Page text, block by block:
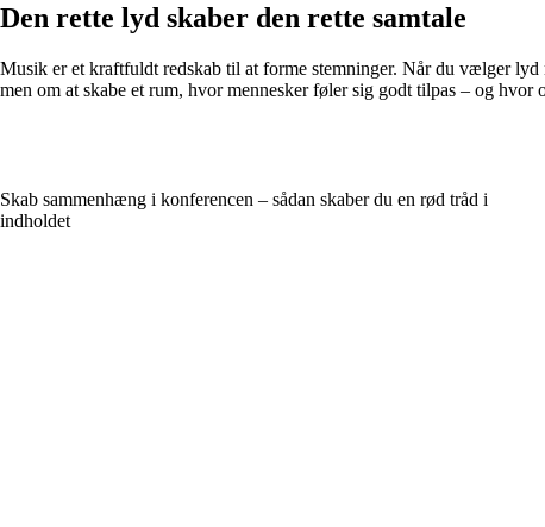
Den rette lyd skaber den rette samtale
Musik er et kraftfuldt redskab til at forme stemninger. Når du vælger lyd
men om at skabe et rum, hvor mennesker føler sig godt tilpas – og hvor
Skab sammenhæng i konferencen – sådan skaber du en rød tråd i
indholdet